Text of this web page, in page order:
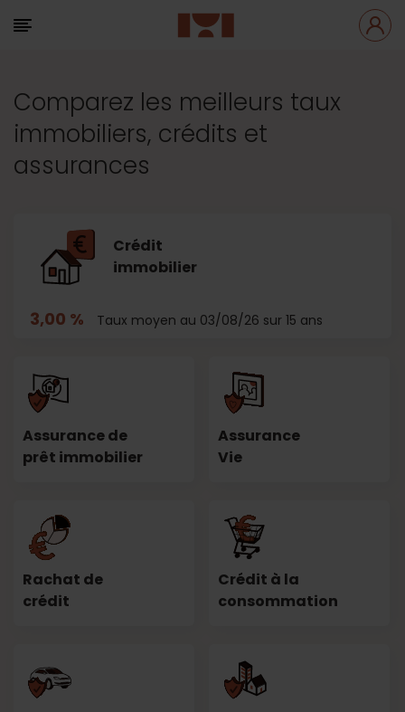
Comparez les meilleurs taux
immobiliers, crédits et
assurances
Crédit
immobilier
3,00 % Taux moyen au 03/08/26 sur 15 ans
Assurance de
prêt immobilier
Assurance
Vie
Rachat de
crédit
Crédit à la
consommation